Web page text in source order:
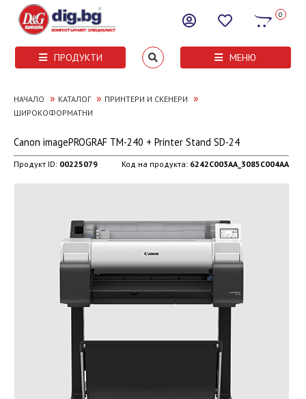
0
ПРОДУКТИ МЕНЮ
НАЧАЛО » КАТАЛОГ » ПРИНТЕРИ И СКЕНЕРИ »
ШИРОКОФОРМАТНИ
Canon imagePROGRAF TM-240 + Printer Stand SD-24
Продукт ID: 00225079 Код на продукта: 6242C003AA_3085C004AA